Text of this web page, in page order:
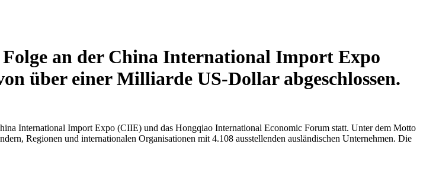
an der China International Import Expo
über einer Milliarde US-Dollar abgeschlossen.
International Import Expo (CIIE) und das Hongqiao International Economic Forum statt. Unter dem Motto
Regionen und internationalen Organisationen mit 4.108 ausstellenden ausländischen Unternehmen. Die